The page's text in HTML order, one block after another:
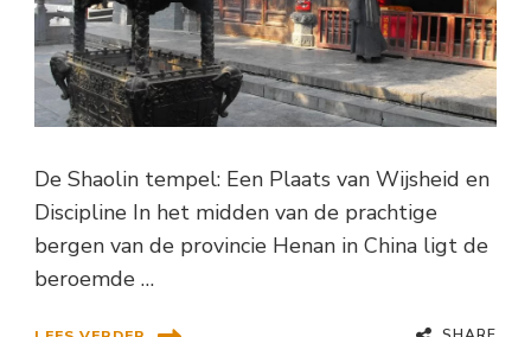
De Shaolin tempel: Een Plaats van Wijsheid en
Discipline In het midden van de prachtige
bergen van de provincie Henan in China ligt de
beroemde …